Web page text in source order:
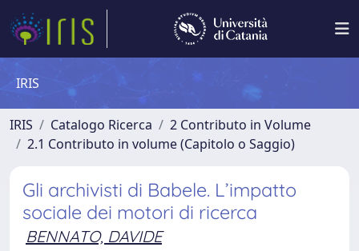
IRIS
IRIS Catalogo Ricerca
2 Contributo in Volume
2.1 Contributo in volume (Capitolo o Saggio)
Gli archivisti di Babele. L’impatto
sociale dei motori di ricerca
BENNATO, DAVIDE